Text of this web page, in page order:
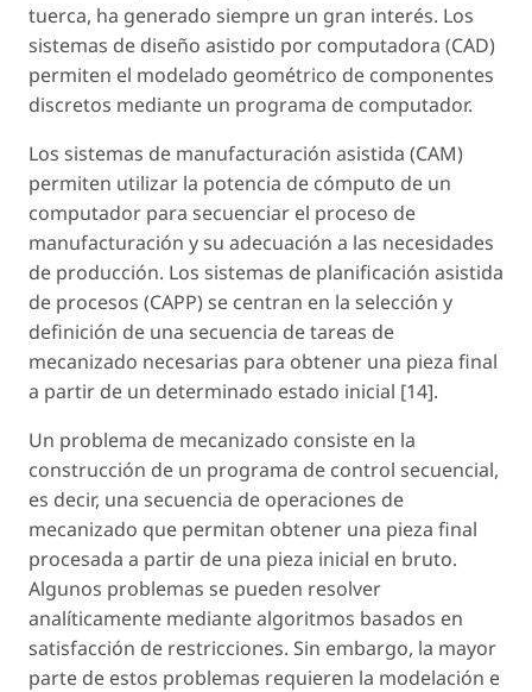
tuerca, ha generado siempre un gran interés. Los
sistemas de diseño asistido por computadora (CAD)
permiten el modelado geométrico de componentes
discretos mediante un programa de computador.
Los sistemas de manufacturación asistida (CAM)
permiten utilizar la potencia de cómputo de un
computador para secuenciar el proceso de
manufacturación y su adecuación a las necesidades
de producción. Los sistemas de planificación asistida
de procesos (CAPP) se centran en la selección y
definición de una secuencia de tareas de
mecanizado necesarias para obtener una pieza final
a partir de un determinado estado inicial [14].
Un problema de mecanizado consiste en la
construcción de un programa de control secuencial,
es decir, una secuencia de operaciones de
mecanizado que permitan obtener una pieza final
procesada a partir de una pieza inicial en bruto.
Algunos problemas se pueden resolver
analíticamente mediante algoritmos basados en
satisfacción de restricciones. Sin embargo, la mayor
parte de estos problemas requieren la modelación e